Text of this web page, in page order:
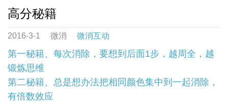
高分秘籍
2016-3-1 微消 微消互动
第一秘籍、每次消除，要想到后面1步，越周全，越
锻炼思维
第二秘籍、总是想办法把相同颜色集中到一起消除，
有倍数效应